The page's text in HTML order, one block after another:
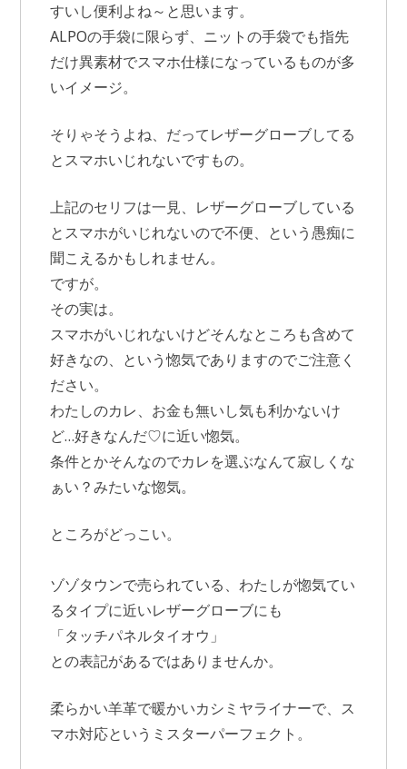
すいし便利よね～と思います。
ALPOの手袋に限らず、ニットの手袋でも指先
だけ異素材でスマホ仕様になっているものが多
いイメージ。
そりゃそうよね、だってレザーグローブしてる
とスマホいじれないですもの。
上記のセリフは一見、レザーグローブしている
とスマホがいじれないので不便、という愚痴に
聞こえるかもしれません。
ですが。
その実は。
スマホがいじれないけどそんなところも含めて
好きなの、という惚気でありますのでご注意く
ださい。
わたしのカレ、お金も無いし気も利かないけ
ど…好きなんだ♡に近い惚気。
条件とかそんなのでカレを選ぶなんて寂しくな
ぁい？みたいな惚気。
ところがどっこい。
ゾゾタウンで売られている、わたしが惚気てい
るタイプに近いレザーグローブにも
「タッチパネルタイオウ」
との表記があるではありませんか。
柔らかい羊革で暖かいカシミヤライナーで、ス
マホ対応というミスターパーフェクト。